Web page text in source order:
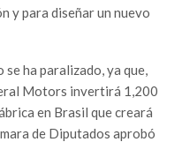
y para diseñar un nuevo
ha paralizado, ya que,
Motors invertirá 1,200
en Brasil que creará
de Diputados aprobó